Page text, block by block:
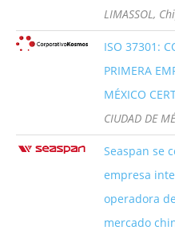
LIMASSOL,
ISO 37301:
PRIMERA
MÉXICO
CIUDAD DE
Seaspan se
empresa
operadora
mercado